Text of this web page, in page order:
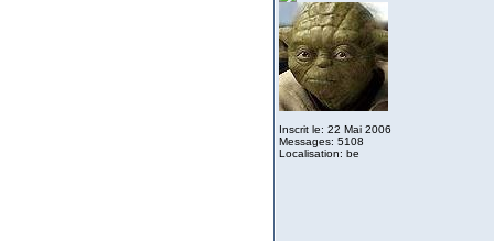
Inscrit le: 22 Mai 2006
Messages: 5108
Localisation: be